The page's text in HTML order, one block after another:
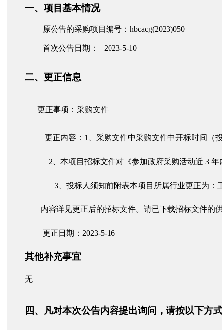
一、项目基本情况
原公告的采购项目编号： hbcacg(2023)050
首次公告日期： 2023-5-10
二、 更正信息
更正事项：采购文件
更正内容： 1、采购文件中采购文件中开标时间（
2 、本项目招标文件对《参加政府采购活动近 3 年
3、投标人须知前附表本项目所属行业更正为：
内容详见更正后的招标文件。请已下载招标文件的
更正日期： 2023-5-16
其他补充事宜
无
四 、 凡对本次公告内容提出询问 ，请按以下方